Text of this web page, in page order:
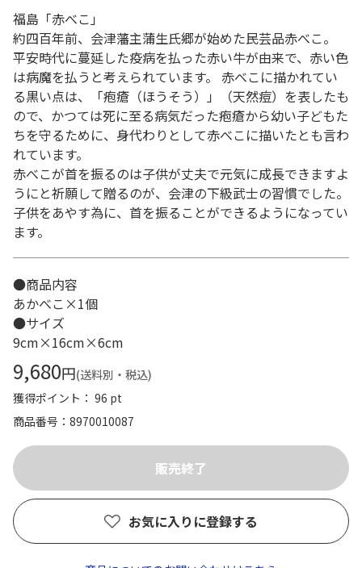
福島「赤べこ」
約四百年前、会津藩主蒲生氏郷が始めた民芸品赤べこ。
平安時代に蔓延した疫病を払った赤い牛が由来で、赤い色
は病魔を払うと考えられています。 赤べこに描かれてい
る黒い点は、「疱瘡（ほうそう）」（天然痘）を表したも
ので、かつては死に至る病気だった疱瘡から幼い子どもた
ちを守るために、身代わりとして赤べこに描いたとも言わ
れています。
赤べこが首を振るのは子供が丈夫で元気に成長できますよ
うにと祈願して贈るのが、会津の下級武士の習慣でした。
子供をあやす為に、首を振ることができるようになってい
ます。
●商品内容
あかべこ×1個
●サイズ
9cm×16cm×6cm
9,680円(送料別・税込)
獲得ポイント： 96 pt
商品番号
8970010087
お気に入りに登録する